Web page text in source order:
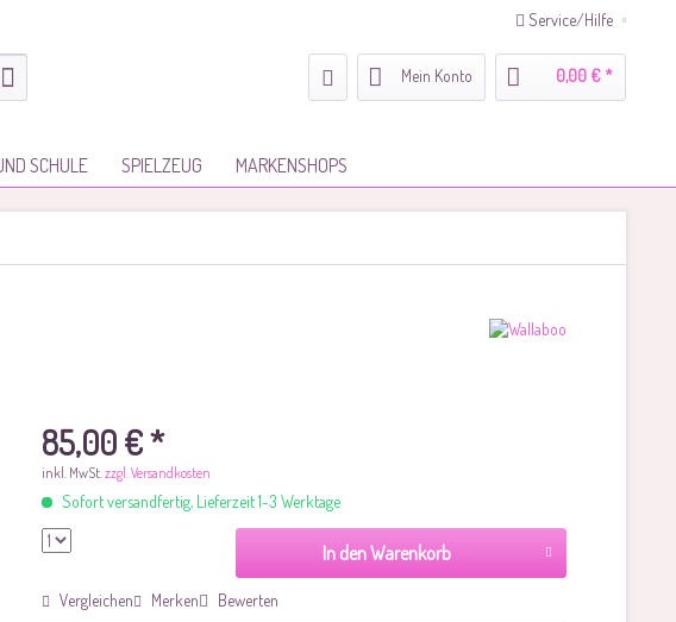
Service/Hilfe
Mein Konto 0,00 € *
SCHULE SPIELZEUG MARKENSHOPS
85,00 € *
inkl. MwSt.zzgl. Versandkosten
Sofort versandfertig, Lieferzeit 1-3 Werktage
In den Warenkorb
Vergleichen Merken Bewerten